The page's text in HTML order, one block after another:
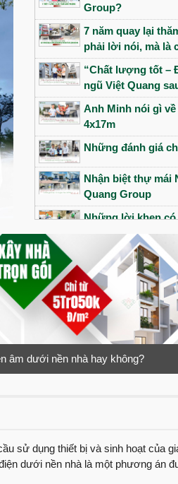
Group?
7 năm quay lại
phải lời nói, mà là
“Chất lượng tốt –
ngũ Việt Quang
Anh Minh nói gì
4x17m
Những đánh giá
Nhận biệt thự mái
Quang Group
Những lời khen
công của đội ngũ
Bàn giao siêu
Tổ ấm đầu tiên
ra sao?
“Nhanh – Gọn –
Quang Group
Bàn giao nhà phố
1 năm sau bàn
An dưỡng tuổi
Ninh
Lần đầu xây nhà
âm dưới nền nhà hay không?
sử dụng thiết bị và sinh hoạt của
dưới nền nhà là một phương án